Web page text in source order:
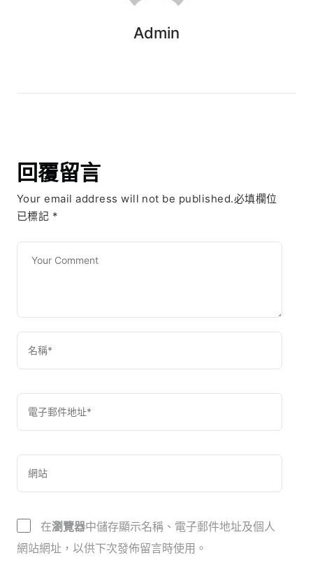
Admin
回覆留言
Your email address will not be published.必填欄位
已標記 *
在瀏覽器中儲存顯示名稱、電子郵件地址及個人
網站網址，以供下次發佈留言時使用。